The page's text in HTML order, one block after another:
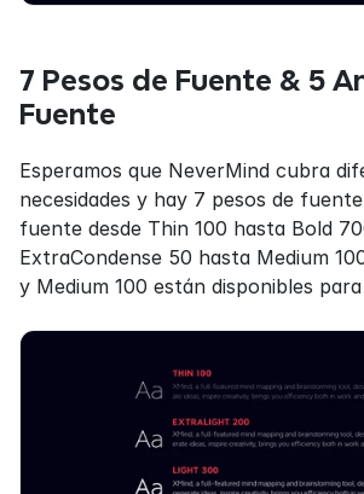
7 Pesos de Fuente & 5
Fuente
Esperamos que NeverMind cubra
necesidades y hay 7 pesos de
fuente desde Thin 100 hasta Bold
ExtraCondense 50 hasta Medium
y Medium 100 están disponibles